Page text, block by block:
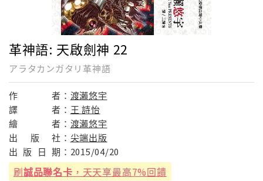
革神語: 天啟劍神 22
アラタカンガタリ革神語
作 者： 渡瀨悠宇
譯
者： 王 詩怡
繪
者： 渡瀨悠宇
出
版 社： 尖端出版
出 版 日 期： 2015/04/20
刷誠品聯名卡 ，天天享最高7%回饋